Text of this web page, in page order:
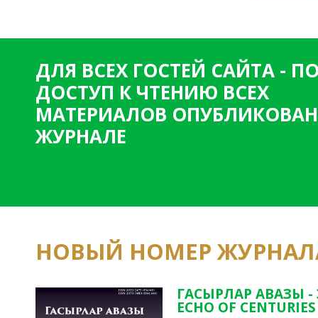
р
а
н
и
ц
ДЛЯ ВСЕХ ГОСТЕЙ САЙТА -
ДОСТУП К ЧТЕНИЮ ВСЕХ
МАТЕРИАЛОВ
ЖУРНАЛЕ
НОВЫЙ НОМЕР
ГАСЫРЛАР АВАЗЫ -
ECHO OF